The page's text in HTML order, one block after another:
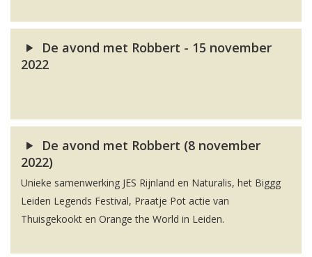
De avond met Robbert - 15 november
2022
De avond met Robbert (8 november
2022)
Unieke samenwerking JES Rijnland en Naturalis, het Biggg
Leiden Legends Festival, Praatje Pot actie van
Thuisgekookt en Orange the World in Leiden.